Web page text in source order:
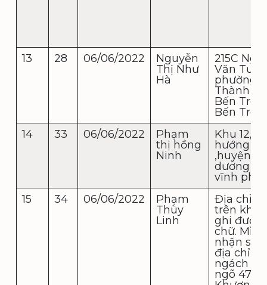
13 28 06/06/2022
Nguyễn
Thị Như
Hà
215C
Văn Tư,
phường
Thành
Bến Tre,
Bến Tre
14
33 06/06/2022
Phạm
thị hồng
Ninh
Khu 12, xã
hướng
,huyện
dương ,
vĩnh
15
34 06/06/2022
Phạm
Thùy
Linh
Địa chỉ
trên
ghi được
chữ. Mình
nhận
địa chỉ
ngách 42
ngõ 47